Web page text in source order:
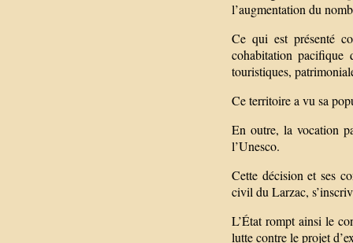
l’augmentation du
Ce qui est présenté
cohabitation pacifique
touristiques,
Ce territoire a vu sa
En outre, la vocation
l’Unesco.
Cette décision et ses
civil du Larzac,
L’État rompt ainsi le
lutte contre le projet